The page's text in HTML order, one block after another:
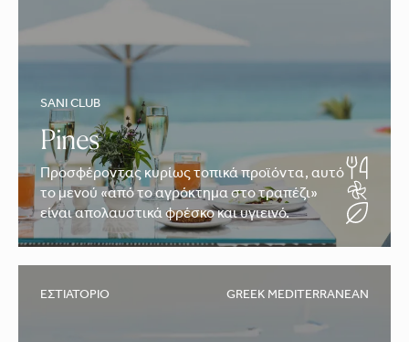
ΕΣΤΙΑΤΌΡΙΟ GREEK MEDITERRANEAN
SANI CLUB
Pines
Προσφέροντας κυρίως τοπικά προϊόντα, αυτό
το μενού «από το αγρόκτημα στο τραπέζι»
είναι απολαυστικά φρέσκο και υγιεινό.